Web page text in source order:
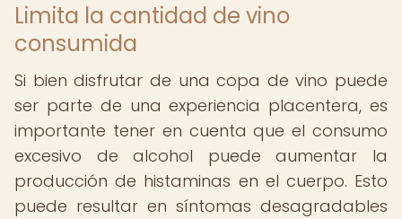
Limita la cantidad de vino
consumida
Si bien disfrutar de una copa de vino puede
ser parte de una experiencia placentera, es
importante tener en cuenta que el consumo
excesivo de alcohol puede aumentar la
producción de histaminas en el cuerpo. Esto
puede resultar en síntomas desagradables